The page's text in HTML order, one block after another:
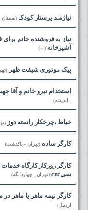
نیازمند پرستار کودک (سمنان
نیاز به فروشنده خانم
آشپزخانه ( - )
پیک موتوری شیفت ظهر
استخدام نیرو خانم و آقا
- اندیشه)
خیاط ،چرخکار راسته دوز
کارگر ساده (تهران - پاکدشت)
کارگر روزکار کارگاه
سیcnc
(تهران - چهاردانگه)
کارگر نیمه ماهر یا ماهر
اردبیل)